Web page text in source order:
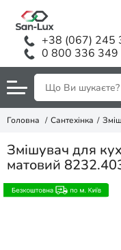
+38 (067) 245
0 800 336 349
Головна Сантехінка
Змішувач для
матовий